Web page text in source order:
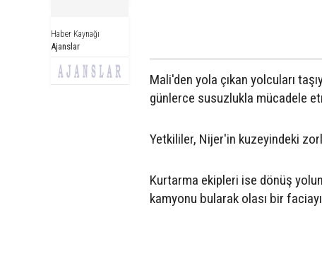
Haber Kaynağı
Ajanslar
Mali'den yola çıkan yolcuları
günlerce susuzlukla mücadele
Yetkililer, Nijer'in kuzeyindeki
Kurtarma ekipleri ise dönüş
kamyonu bularak olası bir